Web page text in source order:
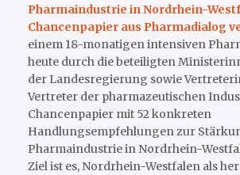
Pharmaindustrie in Nordrhein-
Chancenpapier aus Pharmadialog
einem 18-monatigen intensiven
heute durch die beteiligten
der Landesregierung sowie
Vertreter der pharmazeutischen
Chancenpapier mit 52 konkreten
Handlungsempfehlungen zur
Pharmaindustrie in Nordrhein-
Ziel ist es, Nordrhein-Westfalen als